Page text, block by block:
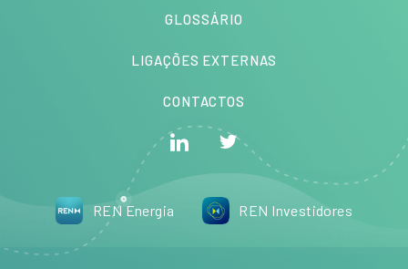
GLOSSÁRIO
LIGAÇÕES EXTERNAS
CONTACTOS
REN Energia REN Investidores